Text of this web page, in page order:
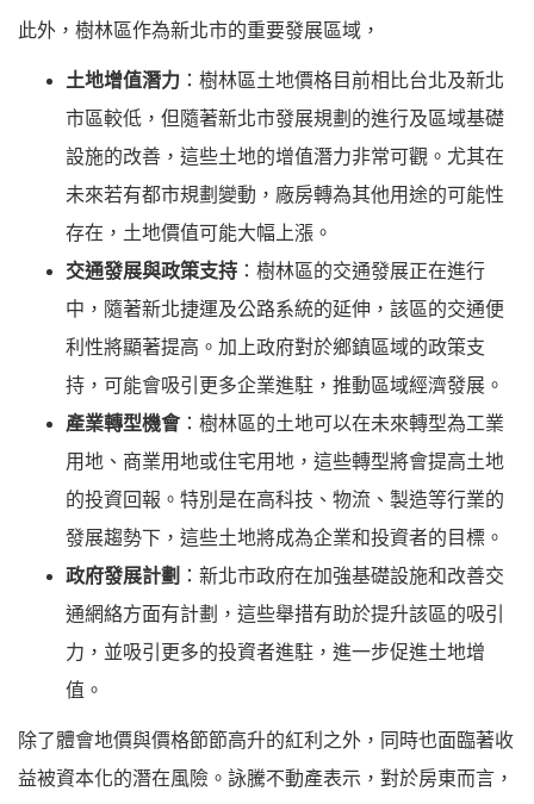
此外，樹林區作為新北市的重要發展區域，
土地增值潛力 ： 樹林區土地價格目前相比台北及新北
市區較低，但隨著新北市發展規劃的進行及區域基礎
設施的改善，這些土地的增值潛力非常可觀。尤其在
未來若有都市規劃變動，廠房轉為其他用途的可能性
存在，土地價值可能大幅上漲。
交通發展與政策支持 ： 樹林區的交通發展正在進行
中，隨著新北捷運及公路系統的延伸，該區的交通便
利性將顯著提高。加上政府對於鄉鎮區域的政策支
持，可能會吸引更多企業進駐，推動區域經濟發展。
產業轉型機會： 樹林區的土地可以在未來轉型為工業
用地、商業用地或住宅用地，這些轉型將會提高土地
的投資回報。特別是在高科技、物流、製造等行業的
發展趨勢下，這些土地將成為企業和投資者的目標。
政府發展計劃 ： 新北市政府在加強基礎設施和改善交
通網絡方面有計劃，這些舉措有助於提升該區的吸引
力，並吸引更多的投資者進駐，進一步促進土地增
值。
除了體會地價與價格節節高升的紅利之外，同時也面臨著收
益被資本化的潛在風險。詠騰不動產表示，對於房東而言，